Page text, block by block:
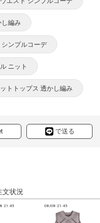
で送る
編み
ンプルコーデ
ニット
トトップス 透かし編み
文状況
21:45 08/08 21:45